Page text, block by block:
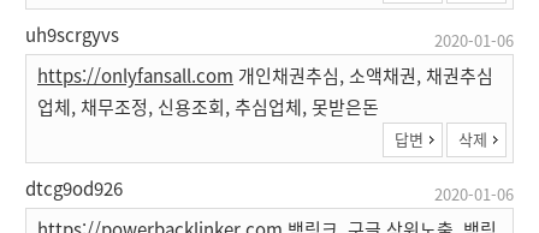
uh9scrgyvs 2020-01-06
https://onlyfansall.com 개인채권추심, 소액채권, 채권추심
업체, 채무조정, 신용조회, 추심업체, 못받은돈
답변 삭제
dtcg9od926 2020-01-06